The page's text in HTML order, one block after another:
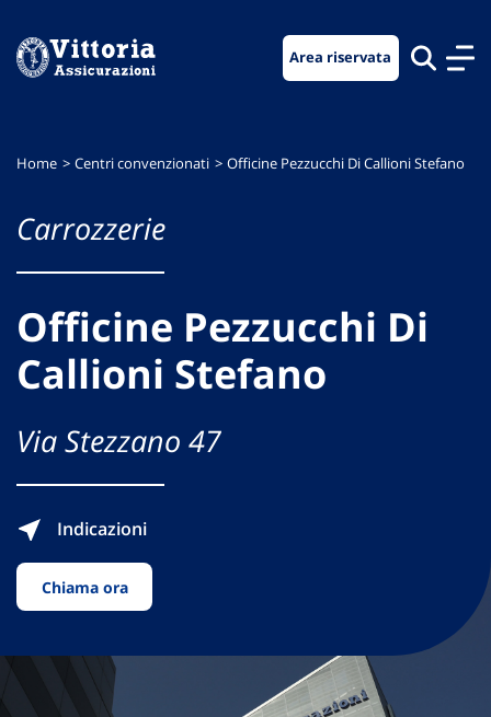
menu
contenuto
footer
Area riservata
Home Centri convenzionati Officine Pezzucchi Di Callioni Stefano
Carrozzerie
Officine Pezzucchi Di
Callioni Stefano
Via Stezzano 47
Indicazioni
Chiama ora